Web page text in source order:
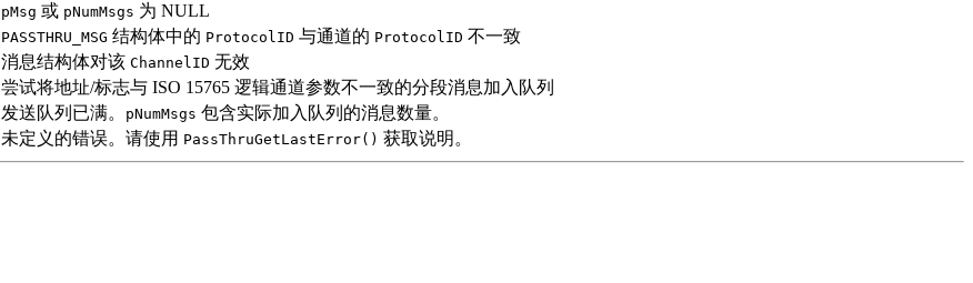
pMsg 或 pNumMsgs 为 NULL
PASSTHRU_MSG 结构体中的 ProtocolID 与通道的 ProtocolID 不一致
消息结构体对该 ChannelID 无效
尝试将地址/标志与 ISO 15765 逻辑通道参数不一致的分段消息加入队列
发送队列已满。 pNumMsgs 包含实际加入队列的消息数量。
未定义的错误。请使用 PassThruGetLastError() 获取说明。